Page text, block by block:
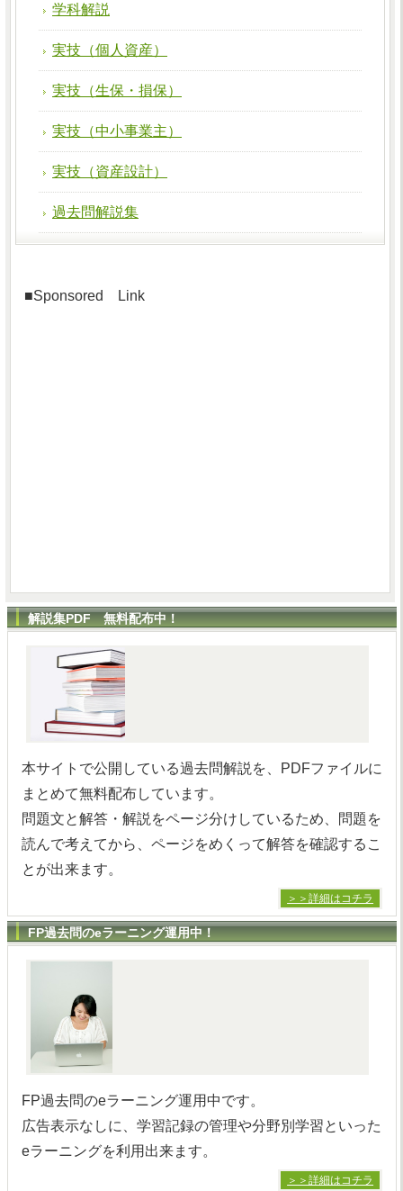
学科解説
実技（個人資産）
実技（生保・損保）
実技（中小事業主）
実技（資産設計）
過去問解説集
■Sponsored Link
解説集PDF 無料配布中！
本サイトで公開している過去問解説を、PDFファイルに
まとめて無料配布しています。
問題文と解答・解説をページ分けしているため、問題を
読んで考えてから、ページをめくって解答を確認するこ
とが出来ます。
＞＞詳細はコチラ
FP過去問のeラーニング運用中！
FP過去問のeラーニング運用中です。
広告表示なしに、学習記録の管理や分野別学習といった
eラーニングを利用出来ます。
＞＞詳細はコチラ